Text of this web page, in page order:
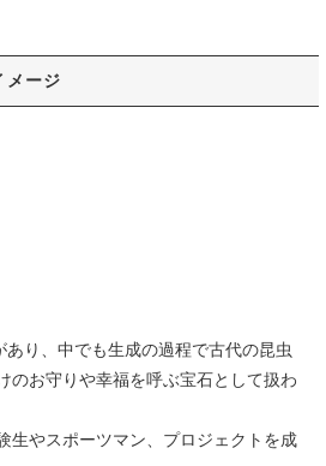
メージ
り、中でも生成の過程で古代の昆虫
のお守りや幸福を呼ぶ宝石として扱わ
生やスポーツマン、プロジェクトを成